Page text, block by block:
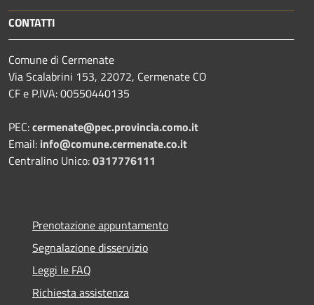
CONTATTI
Comune di Cermenate
Via Scalabrini 153, 22072, Cermenate CO
CF e P.IVA: 00550440135
PEC:cermenate@pec.provincia.como.it
Email: info@comune.cermenate.co.it
Centralino Unico:0317776111
Prenotazione appuntamento
Segnalazione disservizio
Leggi le FAQ
Richiesta assistenza